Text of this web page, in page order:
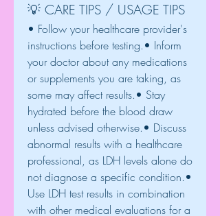
💡 CARE TIPS / USAGE TIPS
• Follow your healthcare provider's
instructions before testing.• Inform
your doctor about any medications
or supplements you are taking, as
some may affect results.• Stay
hydrated before the blood draw
unless advised otherwise.• Discuss
abnormal results with a healthcare
professional, as LDH levels alone do
not diagnose a specific condition.•
Use LDH test results in combination
with other medical evaluations for a